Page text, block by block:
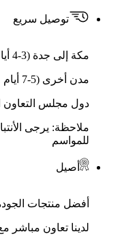
توصيل سريع
مكة إلى جدة (3-4 أيام عمل)
مدن أخرى (5-7 أيام عمل)
دول مجلس التعاون الخليجي
ملاحظة: يرجى
للمواسم
أصيل
أفضل منتجات
لدينا تعاون مباشر